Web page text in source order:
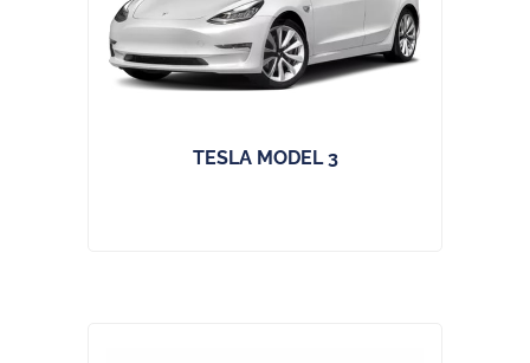
TESLA MODEL 3